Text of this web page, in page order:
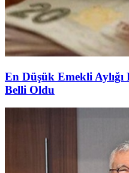
En Düşük Emekli
Belli Oldu